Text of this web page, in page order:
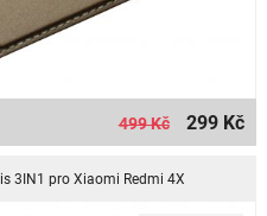
499 Kč 299 Kč
3IN1 pro Xiaomi Redmi 4X